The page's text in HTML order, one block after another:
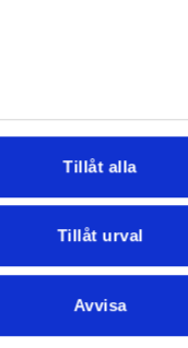
Tillåt alla
Tillåt urval
Avvisa